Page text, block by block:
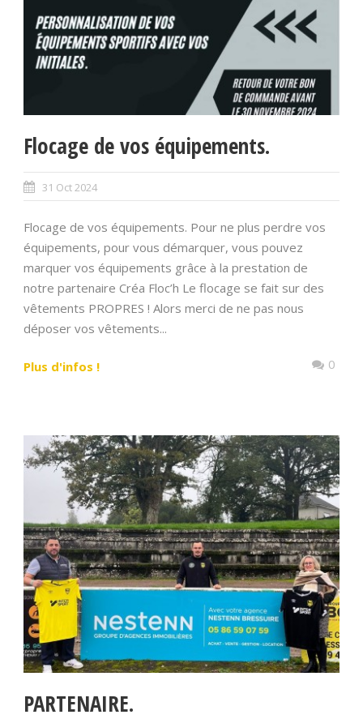
Flocage de vos équipements.
31 Oct 2024
Flocage de vos équipements. Pour ne plus perdre vos
équipements, pour vous démarquer, vous pouvez
marquer vos équipements grâce à la prestation de
notre partenaire Créa Floc’h Le flocage se fait sur des
vêtements PROPRES ! Alors merci de ne pas nous
déposer vos vêtements...
Plus d'infos ! 0
PARTENAIRE.